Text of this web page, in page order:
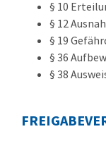
§ 10
§ 12
§ 19
§ 36
§ 38